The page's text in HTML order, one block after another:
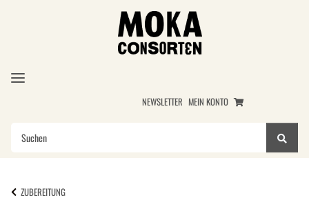
NEWSLETTER MEIN KONTO
ZUBEREITUNG